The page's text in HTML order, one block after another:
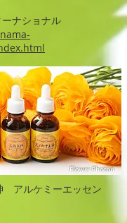
ナショナル
SHOPアンジェリ
angeli.com/
アルケミーエッセン